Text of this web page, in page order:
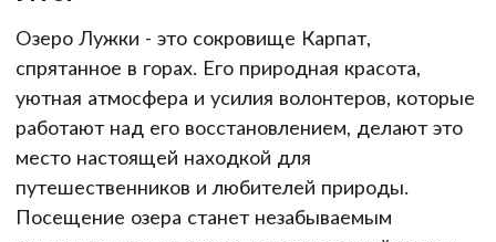
Озеро Лужки - это сокровище Карпат,
спрятанное в горах. Его природная красота,
уютная атмосфера и усилия волонтеров, которые
работают над его восстановлением, делают это
место настоящей находкой для
путешественников и любителей природы.
Посещение озера станет незабываемым